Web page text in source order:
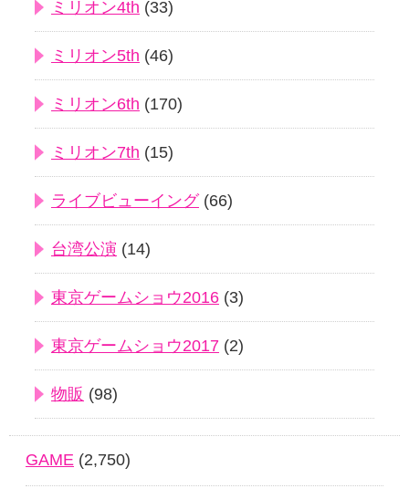
ミリオン4th (33)
ミリオン5th (46)
ミリオン6th (170)
ミリオン7th (15)
ライブビューイング(66)
台湾公演 (14)
東京ゲームショウ2016 (3)
東京ゲームショウ2017 (2)
物販 (98)
GAME (2,750)